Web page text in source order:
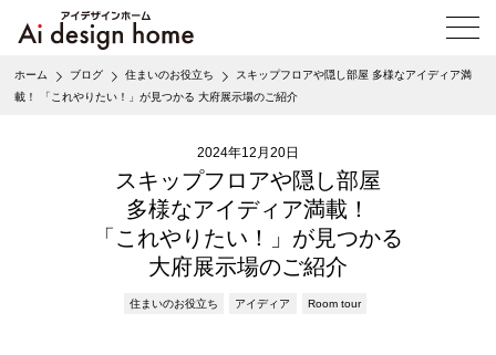
メ
ニ
ー
ホーム ブログ 住まいのお役立ち
スキップフロアや隠し部屋 多様なアイディア満
載！ 「これやりたい！」が見つかる 大府展示場のご紹介
2024年12月20日
スキップフロアや隠し部屋
多様なアイディア満載！
「これやりたい！」が見つかる
大府展示場のご紹介
住まいのお役立ち アイディア Room tour